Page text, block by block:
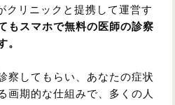
クリニックと提携して運営す
もスマホで無料の医師の診察
。
察してもらい、あなたの症状
画期的な仕組みで、多くの人